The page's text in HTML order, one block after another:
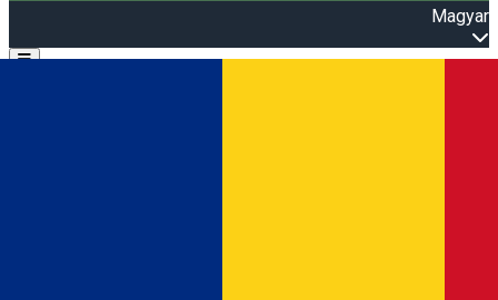
Magyar
Open main menu